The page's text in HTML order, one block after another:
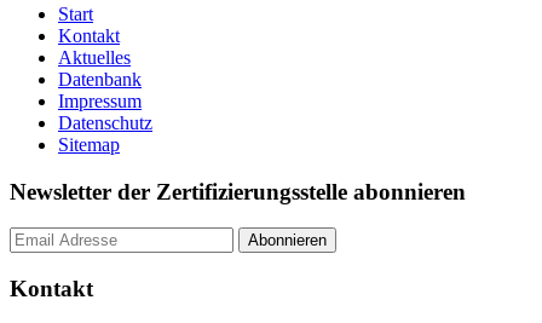
Start
Kontakt
Aktuelles
Datenbank
Impressum
Datenschutz
Sitemap
Newsletter der Zertifizierungsstelle abonnieren
Kontakt